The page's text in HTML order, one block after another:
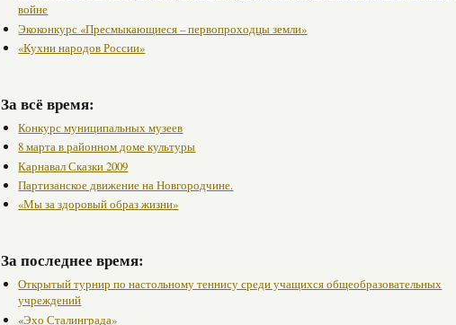
войне
Экоконкурс «Пресмыкающиеся – первопроходцы земли»
«Кухни народов России»
За всё время:
Конкурс муниципальных музеев
8 марта в районном доме культуры
Карнавал Сказки 2009
Партизанское движение на Новгородчине.
«Мы за здоровый образ жизни»
За последнее время:
Открытый турнир по настольному теннису среди учащихся общеобразовательных
учреждений
«Эхо Сталинграда»